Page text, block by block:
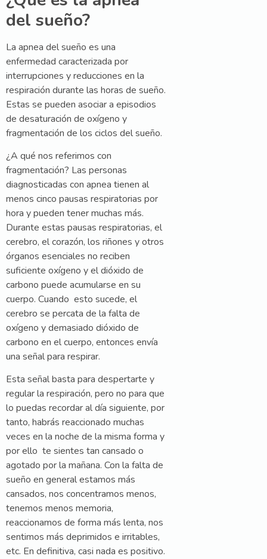
del sueño?
La apnea del sueño es una
enfermedad caracterizada por
interrupciones y reducciones en la
respiración durante las horas de sueño.
Estas se pueden asociar a episodios
de desaturación de oxígeno y
fragmentación de los ciclos del sueño.
¿A qué nos referimos con
fragmentación? Las personas
diagnosticadas con apnea tienen al
menos cinco pausas respiratorias por
hora y pueden tener muchas más.
Durante estas pausas respiratorias, el
cerebro, el corazón, los riñones y otros
órganos esenciales no reciben
suficiente oxígeno y el dióxido de
carbono puede acumularse en su
cuerpo. Cuando esto sucede, el
cerebro se percata de la falta de
oxígeno y demasiado dióxido de
carbono en el cuerpo, entonces envía
una señal para respirar.
Esta señal basta para despertarte y
regular la respiración, pero no para que
lo puedas recordar al día siguiente, por
tanto, habrás reaccionado muchas
veces en la noche de la misma forma y
por ello te sientes tan cansado o
agotado por la mañana. Con la falta de
sueño en general estamos más
cansados, nos concentramos menos,
tenemos menos memoria,
reaccionamos de forma más lenta, nos
sentimos más deprimidos e irritables,
etc. En definitiva, casi nada es positivo.